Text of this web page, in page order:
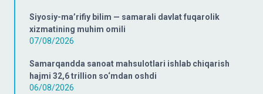
Siyosiy-ma’rifiy bilim — samarali davlat fuqarolik
xizmatining muhim omili
07/08/2026
Samarqandda sanoat mahsulotlari ishlab chiqarish
hajmi 32,6 trillion so‘mdan oshdi
06/08/2026